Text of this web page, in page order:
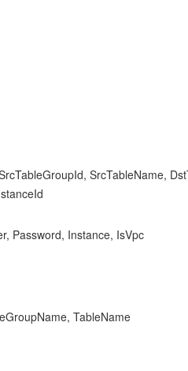
SrcTableName,
Password, Instance, IsVpc
TableName